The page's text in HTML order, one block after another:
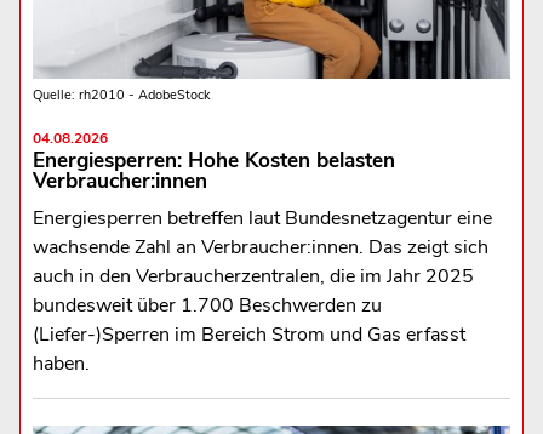
Quelle: rh2010 - AdobeStock
04.08.2026
Energiesperren: Hohe Kosten belasten
Verbraucher:innen
Energiesperren betreffen laut Bundesnetzagentur eine
wachsende Zahl an Verbraucher:innen. Das zeigt sich
auch in den Verbraucherzentralen, die im Jahr 2025
bundesweit über 1.700 Beschwerden zu
(Liefer-)Sperren im Bereich Strom und Gas erfasst
haben.